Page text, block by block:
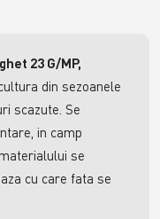
23 G/MP,
din sezoanele
scazute. Se
in camp
se
cu care fata se